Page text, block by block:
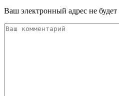
Ваш электронный адрес не